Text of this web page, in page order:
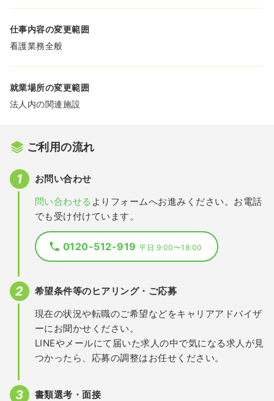
仕事内容の変更範囲
看護業務全般
就業場所の変更範囲
法人内の関連施設
ご利用の流れ
お問い合わせ
問い合わせる よりフォームへお進みください。お電話
でも受け付けています。
0120-512-919平日 9:00〜18:00
希望条件等のヒアリング・ご応募
現在の状況や転職のご希望などをキャリアアドバイザ
ーにお聞かせください。
LINEやメールにて届いた求人の中で気になる求人が見
つかったら、応募の調整はお任せください。
書類選考・面接